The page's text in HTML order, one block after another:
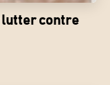
lutter contre